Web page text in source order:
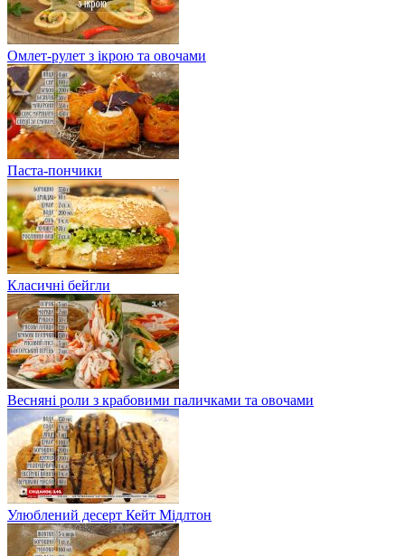
Омлет-рулет з ікрою та овочами
Паста-пончики
Класичні бейгли
Весняні роли з крабовими паличками та овочами
Улюблений десерт Кейт Мідлтон